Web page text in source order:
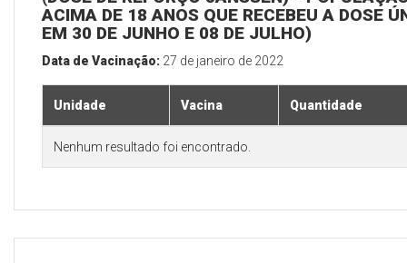
ACIMA DE 18 ANOS QUE RECEBEU A DOSE
EM 30 DE JUNHO E 08 DE JULHO)
Data de Vacinação: 27 de janeiro de 2022
Unidade Vacina Quantidade
Nenhum resultado foi encontrado.